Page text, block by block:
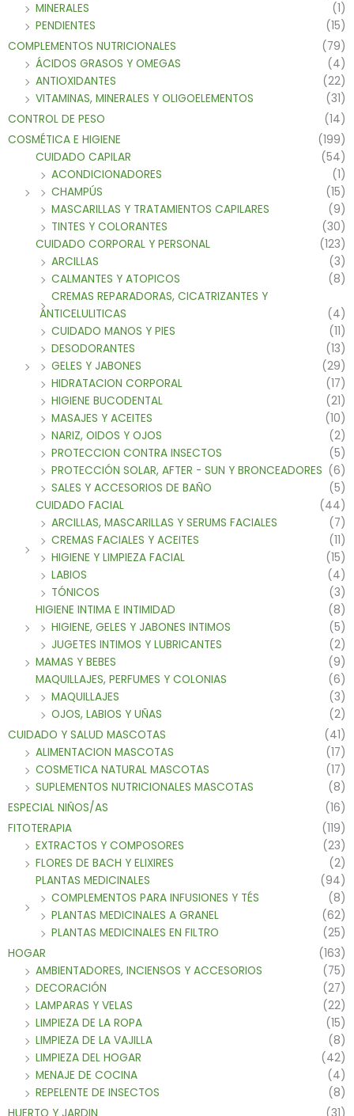
MINERALES
(1)
PENDIENTES
(15)
COMPLEMENTOS NUTRICIONALES
(79)
ÁCIDOS GRASOS Y OMEGAS
(4)
ANTIOXIDANTES
(22)
VITAMINAS, MINERALES Y OLIGOELEMENTOS
(31)
CONTROL DE PESO
(14)
COSMÉTICA E HIGIENE
(199)
CUIDADO CAPILAR
(54)
ACONDICIONADORES
(1)
CHAMPÚS
(15)
MASCARILLAS Y TRATAMIENTOS CAPILARES
(9)
TINTES Y COLORANTES
(30)
CUIDADO CORPORAL Y PERSONAL
(123)
ARCILLAS
(3)
CALMANTES Y ATOPICOS
(8)
CREMAS REPARADORAS, CICATRIZANTES Y
ANTICELULITICAS
(4)
CUIDADO MANOS Y PIES
(11)
DESODORANTES
(13)
GELES Y JABONES
(29)
HIDRATACION CORPORAL
(17)
HIGIENE BUCODENTAL
(21)
MASAJES Y ACEITES
(10)
NARIZ, OIDOS Y OJOS
(2)
PROTECCION CONTRA INSECTOS
(5)
PROTECCIÓN SOLAR, AFTER - SUN Y BRONCEADORES (6)
SALES Y ACCESORIOS DE BAÑO
(5)
CUIDADO FACIAL
(44)
ARCILLAS, MASCARILLAS Y SERUMS FACIALES
(7)
CREMAS FACIALES Y ACEITES
(11)
HIGIENE Y LIMPIEZA FACIAL
(15)
LABIOS
(4)
TÓNICOS
(3)
HIGIENE INTIMA E INTIMIDAD
(8)
HIGIENE, GELES Y JABONES INTIMOS
(5)
JUGETES INTIMOS Y LUBRICANTES
(2)
MAMAS Y BEBES
(9)
MAQUILLAJES, PERFUMES Y COLONIAS
(6)
MAQUILLAJES
(3)
OJOS, LABIOS Y UÑAS
(2)
CUIDADO Y SALUD MASCOTAS
(41)
ALIMENTACION MASCOTAS
(17)
COSMETICA NATURAL MASCOTAS
(17)
SUPLEMENTOS NUTRICIONALES MASCOTAS
(8)
ESPECIAL NIÑOS/AS
(16)
FITOTERAPIA
(119)
EXTRACTOS Y COMPOSORES
(23)
FLORES DE BACH Y ELIXIRES
(2)
PLANTAS MEDICINALES
(94)
COMPLEMENTOS PARA INFUSIONES Y TÉS
(8)
PLANTAS MEDICINALES A GRANEL
(62)
PLANTAS MEDICINALES EN FILTRO
(25)
HOGAR
(163)
AMBIENTADORES, INCIENSOS Y ACCESORIOS
(75)
DECORACIÓN
(27)
LAMPARAS Y VELAS
(22)
LIMPIEZA DE LA ROPA
(15)
LIMPIEZA DE LA VAJILLA
(8)
LIMPIEZA DEL HOGAR
(42)
MENAJE DE COCINA
(4)
REPELENTE DE INSECTOS
(8)